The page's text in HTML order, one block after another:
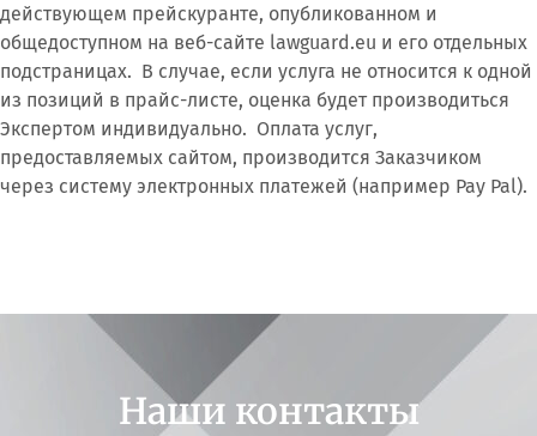
действующем прейскуранте, опубликованном и
общедоступном на веб-сайте lawguard.eu и его отдельных
подстраницах. В случае, если услуга не относится к одной
из позиций в прайс-листе, оценка будет производиться
Экспертом индивидуально. Оплата услуг,
предоставляемых сайтом, производится Заказчиком
через систему электронных платежей (например Pay Pal).
Наши контакты